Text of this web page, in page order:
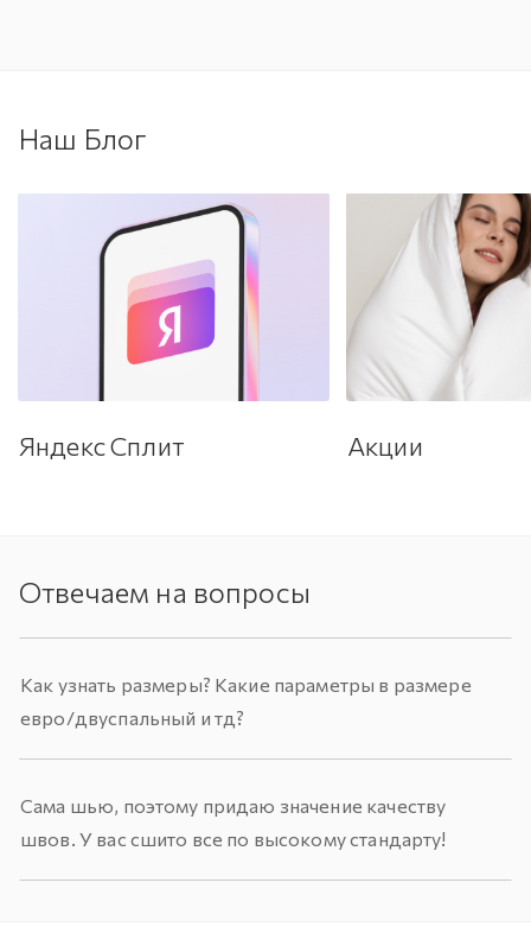
Наш Блог
Яндекс Сплит Акции
Отвечаем на вопросы
Как узнать размеры? Какие параметры в размере
евро/двуспальный и тд?
Сама шью, поэтому придаю значение качеству
швов. У вас сшито все по высокому стандарту!